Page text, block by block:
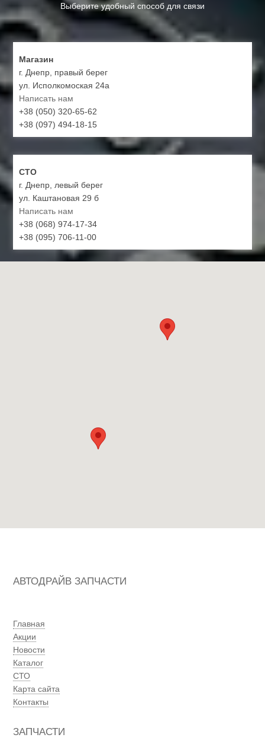
Выберите удобный способ для связи
Магазин
г. Днепр, правый берег
ул. Исполкомоская 24а
Написать нам
+38 (050) 320-65-62
+38 (097) 494-18-15
СТО
г. Днепр, левый берег
ул. Каштановая 29 б
Написать нам
+38 (068) 974-17-34
+38 (095) 706-11-00
АВТОДРАЙВ ЗАПЧАСТИ
Главная
Акции
Новости
Каталог
СТО
Карта сайта
Контакты
ЗАПЧАСТИ